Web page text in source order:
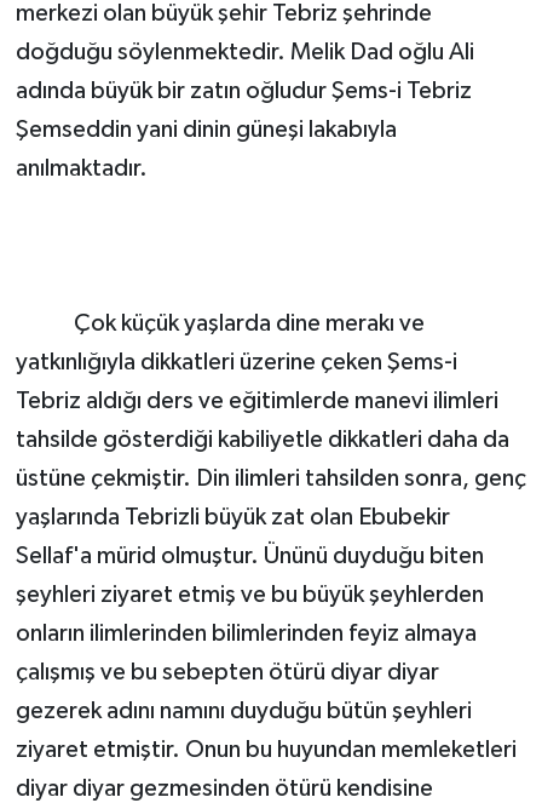
merkezi olan büyük şehir Tebriz şehrinde
doğduğu söylenmektedir. Melik Dad oğlu Ali
adında büyük bir zatın oğludur Şems-i Tebriz
Şemseddin yani dinin güneşi lakabıyla
anılmaktadır.
Çok küçük yaşlarda dine merakı ve
yatkınlığıyla dikkatleri üzerine çeken Şems-i
Tebriz aldığı ders ve eğitimlerde manevi ilimleri
tahsilde gösterdiği kabiliyetle dikkatleri daha da
üstüne çekmiştir. Din ilimleri tahsilden sonra, genç
yaşlarında Tebrizli büyük zat olan Ebubekir
Sellaf'a mürid olmuştur. Ününü duyduğu biten
şeyhleri ziyaret etmiş ve bu büyük şeyhlerden
onların ilimlerinden bilimlerinden feyiz almaya
çalışmış ve bu sebepten ötürü diyar diyar
gezerek adını namını duyduğu bütün şeyhleri
ziyaret etmiştir. Onun bu huyundan memleketleri
diyar diyar gezmesinden ötürü kendisine